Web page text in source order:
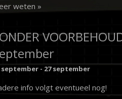
weten »
september - 27 september
info volgt eventueel nog!